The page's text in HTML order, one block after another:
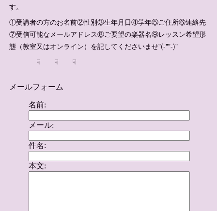
す。
①受講者の方のお名前②性別③生年月日④学年⑤ご住所⑥連絡先
⑦受信可能なメールアドレス⑧ご要望の楽器名⑨レッスン希望形
態（教室又はオンライン）を記してくださいませ"(-""-)"
☟ ☟ ☟